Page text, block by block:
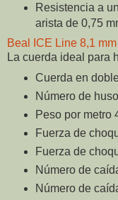
Resistencia a
arista de 0,75
Beal ICE Line 8,1 mm
La cuerda ideal para
Cuerda en
Número de
Peso por metro
Fuerza de
Fuerza de
Número de
Número de